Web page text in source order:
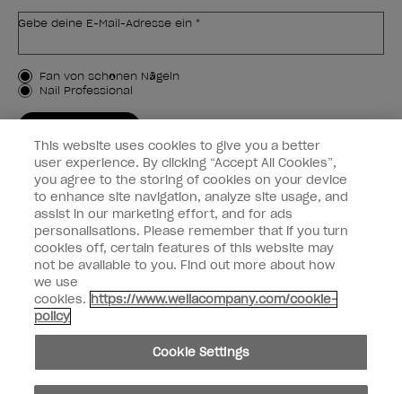
Gebe deine E-Mail-Adresse ein *
Kundenart
Fan von schönen Nägeln
Nail Professional
Kundeninformationen
Vernetzen
facebookinstagram
Teilen oder verkaufen Sie keine persönlichen Informationen.
Kalifornisches Gesetz zur Transparenz in der Lieferkette
© Copyright 2024, Wella Operations US LLC, Alle Rechte vorbehalten.
This website uses cookies to give you a better
user experience. By clicking “Accept All Cookies”,
you agree to the storing of cookies on your device
to enhance site navigation, analyze site usage, and
assist in our marketing effort, and for ads
personalisations. Please remember that if you turn
cookies off, certain features of this website may
not be available to you. Find out more about how
we use
cookies. https://www.wellacompany.com/cookie-
policy
Cookie Settings